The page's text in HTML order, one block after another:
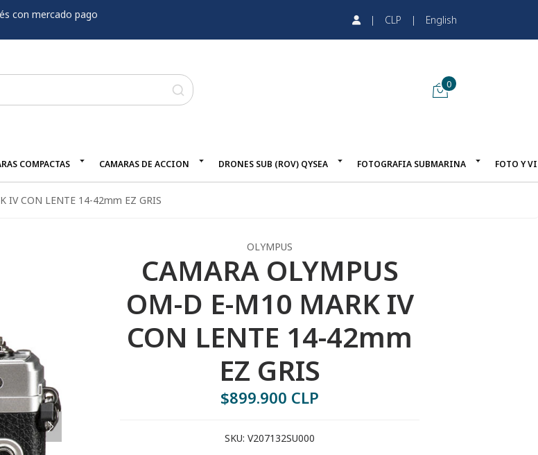
con mercado pago | CLP | English
0
COMPACTAS CAMARAS DE ACCION DRONES SUB (ROV) QYSEA FOTOGRAFIA SUBMARINA FOTO Y
IV CON LENTE 14-42mm EZ GRIS
OLYMPUS
CAMARA OLYMPUS
OM-D E-M10 MARK IV
CON LENTE 14-42mm
EZ GRIS
$899.900 CLP
SKU: V207132SU000